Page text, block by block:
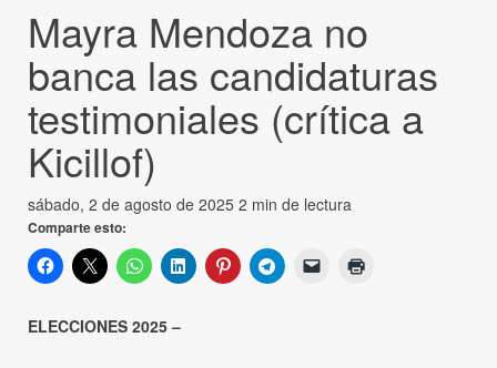
Mayra Mendoza no
banca las candidaturas
testimoniales (crítica a
Kicillof)
sábado, 2 de agosto de 2025 2 min de lectura
Comparte esto:
ELECCIONES 2025 –